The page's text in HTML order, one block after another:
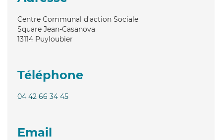
Centre Communal d'action Sociale
Square Jean-Casanova
13114 Puyloubier
Téléphone
04 42 66 34 45
Email